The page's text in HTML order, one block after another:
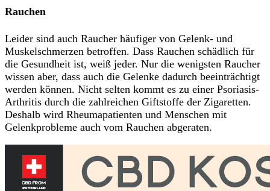
Rauchen
Leider sind auch Raucher häufiger von Gelenk- und
Muskelschmerzen betroffen. Dass Rauchen schädlich für
die Gesundheit ist, weiß jeder. Nur die wenigsten Raucher
wissen aber, dass auch die Gelenke dadurch beeinträchtigt
werden können. Nicht selten kommt es zu einer Psoriasis-
Arthritis durch die zahlreichen Giftstoffe der Zigaretten.
Deshalb wird Rheumapatienten und Menschen mit
Gelenkprobleme auch vom Rauchen abgeraten.